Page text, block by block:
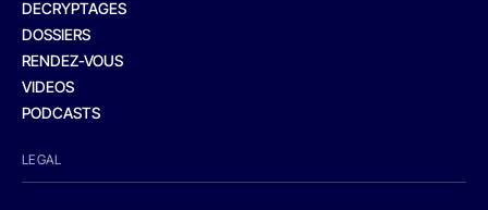
DECRYPTAGES
DOSSIERS
RENDEZ-VOUS
VIDEOS
PODCASTS
LEGAL